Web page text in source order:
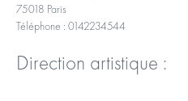
75018 Paris
Téléphone : 0142234544
Direction artistique :